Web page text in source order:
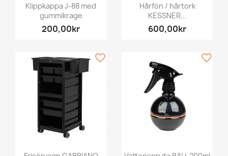
Klippkappa J-88 med
gummikrage
200,00kr
Hårfön / hårtork
KESSNER...
600,00kr
favorite_border favorite_border